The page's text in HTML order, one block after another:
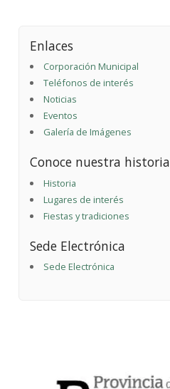
Enlaces
Corporación Municipal
Teléfonos de interés
Noticias
Eventos
Galería de Imágenes
Conoce nuestra historia
Historia
Lugares de interés
Fiestas y tradiciones
Sede Electrónica
Sede Electrónica